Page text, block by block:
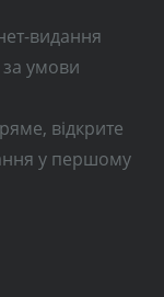
видання
умови
відкрите
у першому